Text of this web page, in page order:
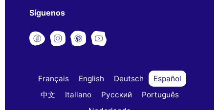
Síguenos
Français English Deutsch
Español
中文
Italiano Русский
Português